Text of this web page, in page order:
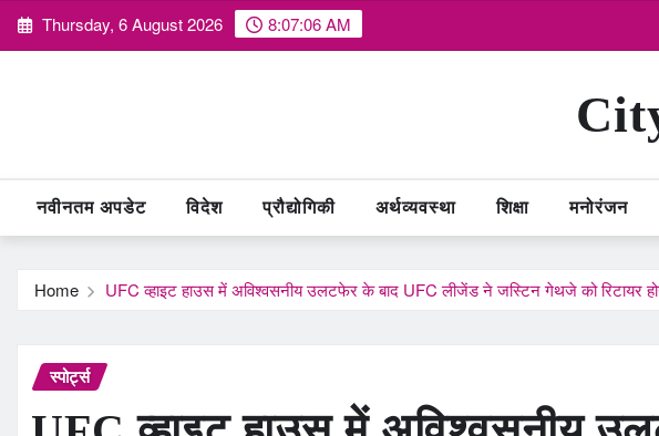
Skip Thursday, 6 August 2026 8:07:08 AM
नवीनतम अपडेट विदेश प्रौद्योगिकी अर्थव्यवस्था शिक्षा मनोरंजन
Home UFC व्हाइट हाउस में अविश्वसनीय उलटफेर के बाद UFC लीजेंड ने जस्टिन गेथजे को रिटायर
स्पोर्ट्स